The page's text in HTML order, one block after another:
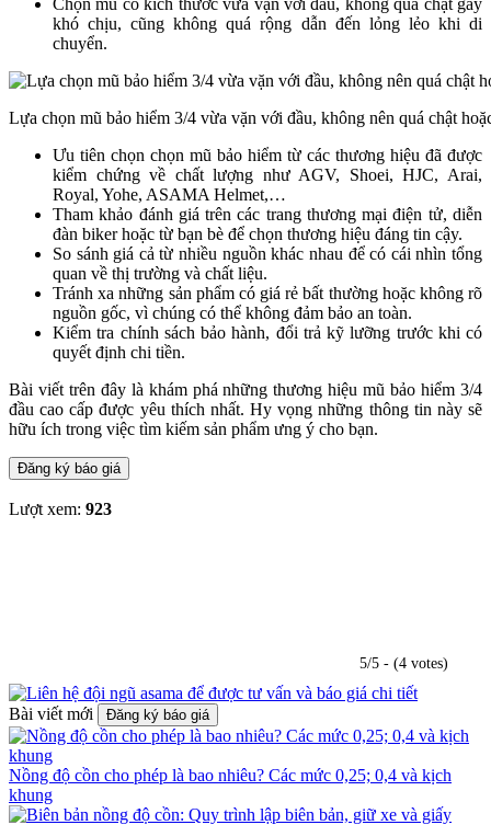
khó chịu, cũng không quá rộng dẫn đến lỏng lẻo khi di
chuyển.
Lựa chọn mũ bảo hiểm 3/4 vừa vặn với đầu, không nên quá chật
Ưu tiên chọn chọn mũ bảo hiểm từ các thương hiệu đã được
kiểm chứng về chất lượng như AGV, Shoei, HJC, Arai,
Royal, Yohe, ASAMA Helmet,…
Tham khảo đánh giá trên các trang thương mại điện tử, diễn
đàn biker hoặc từ bạn bè để chọn thương hiệu đáng tin cậy.
So sánh giá cả từ nhiều nguồn khác nhau để có cái nhìn tổng
quan về thị trường và chất liệu.
Tránh xa những sản phẩm có giá rẻ bất thường hoặc không rõ
nguồn gốc, vì chúng có thể không đảm bảo an toàn.
Kiểm tra chính sách bảo hành, đổi trả kỹ lưỡng trước khi có
quyết định chi tiền.
Bài viết trên đây là khám phá những thương hiệu mũ bảo hiểm 3/4
đầu cao cấp được yêu thích nhất. Hy vọng những thông tin này sẽ
hữu ích trong việc tìm kiếm sản phẩm ưng ý cho bạn.
5/5 - (4 votes)
Đăng ký báo giá
Lượt xem: 923
Bài viết mới Đăng ký báo giá
Nồng độ cồn cho phép là bao nhiêu? Các mức 0,25; 0,4 và kịch
khung